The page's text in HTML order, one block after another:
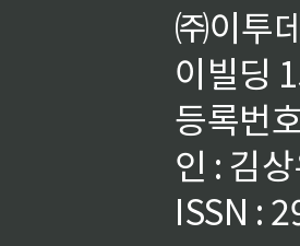
㈜이투
이빌딩
등록번
인 : 김
ISSN :